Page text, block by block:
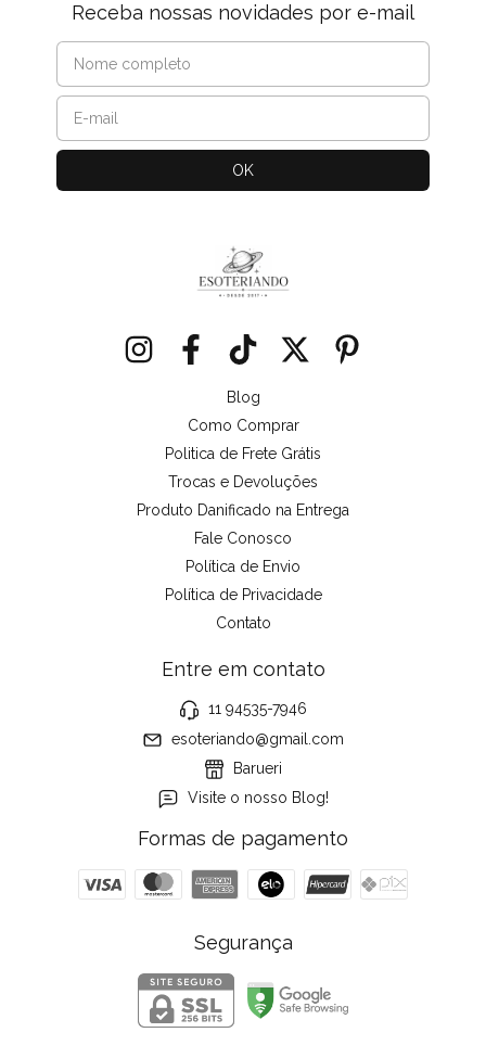
Receba nossas novidades por e-mail
Blog
Como Comprar
Politica de Frete Grátis
Trocas e Devoluções
Produto Danificado na Entrega
Fale Conosco
Política de Envio
Política de Privacidade
Contato
Entre em contato
11 94535-7946
esoteriando@gmail.com
Barueri
Visite o nosso Blog!
Formas de pagamento
Segurança